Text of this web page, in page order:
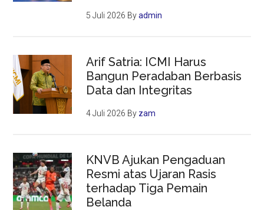
5 Juli 2026 Byadmin
Arif Satria: ICMI Harus
Bangun Peradaban Berbasis
Data dan Integritas
4 Juli 2026 By zam
KNVB Ajukan Pengaduan
Resmi atas Ujaran Rasis
terhadap Tiga Pemain
Belanda